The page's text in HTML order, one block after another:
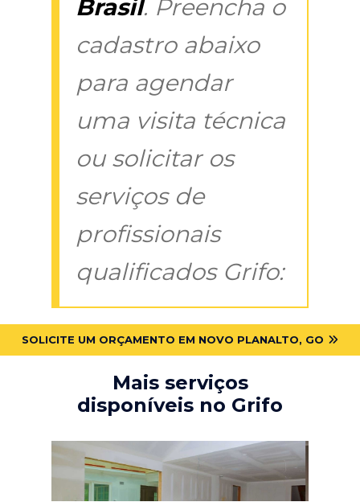
Brasil. Preencha o
cadastro abaixo
para agendar
uma visita técnica
ou solicitar os
serviços de
profissionais
qualificados Grifo:
SOLICITE UM ORÇAMENTO EM NOVO PLANALTO, GO
Mais serviços
disponíveis no Grifo